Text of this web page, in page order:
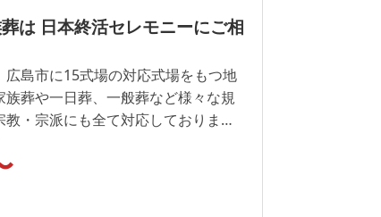
は 日本終活セレモニーにご相
広島市に15式場の対応式場をもつ地
葬や一日葬、一般葬など様々な規
・宗派にも全て対応しておりま
ください。